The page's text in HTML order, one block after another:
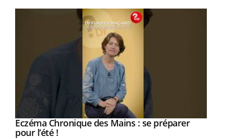
Youtube
Eczéma Chronique des Mains : se préparer
pour l’été !Youtube